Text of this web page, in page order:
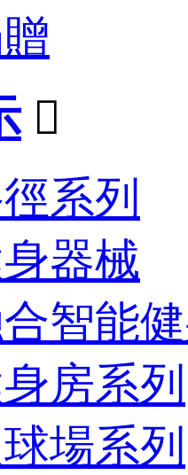

系列
器械
智能
房系列
場系列